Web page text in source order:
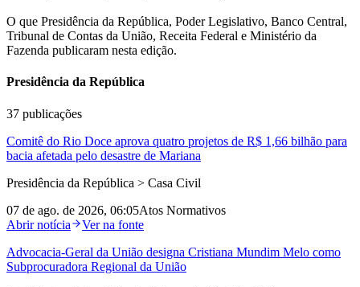
O que Presidência da República, Poder Legislativo, Banco Central,
Tribunal de Contas da União, Receita Federal e Ministério da
Fazenda publicaram nesta edição.
Presidência da República
37 publicações
Comitê do Rio Doce aprova quatro projetos de R$ 1,66 bilhão para
bacia afetada pelo desastre de Mariana
Presidência da República > Casa Civil
07 de ago. de 2026, 06:05Atos Normativos
Abrir notícia
Ver na fonte
Advocacia‑Geral da União designa Cristiana Mundim Melo como
Subprocuradora Regional da União